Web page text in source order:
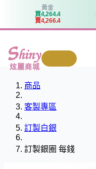
黃金
買4,264.4
賣4,266.4
炫麗商城
商品
客製專區
訂製白銀
訂製銀圈 每錢